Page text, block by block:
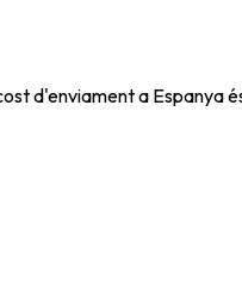
d'enviament a Espanya